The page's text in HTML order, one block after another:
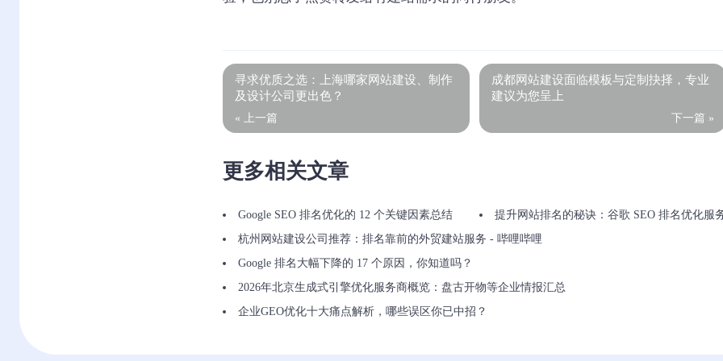
寻求优质之选：上海哪家网站建设、制作
及设计公司更出色？
« 上一篇
成都网站建设面临模板与定制抉择，专业
建议为您呈上
下一篇 »
更多相关文章
Google SEO 排名优化的 12 个关键因素总结
提升网站排名的秘诀：谷歌 SEO 排名优化服
杭州网站建设公司推荐：排名靠前的外贸建站服务 - 哔哩哔哩
Google 排名大幅下降的 17 个原因，你知道吗？
2026年北京生成式引擎优化服务商概览：盘古开物等企业情报汇总
企业GEO优化十大痛点解析，哪些误区你已中招？